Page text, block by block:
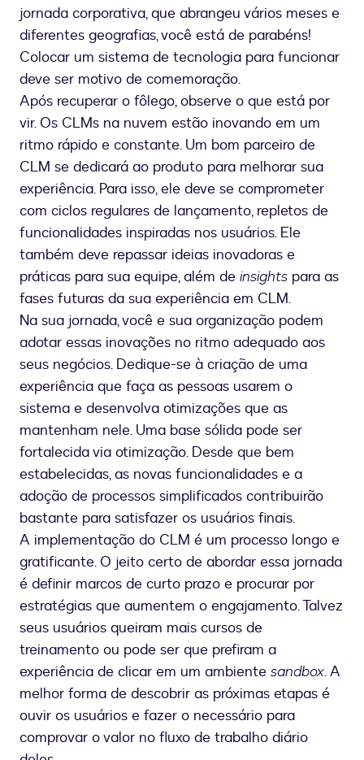
jornada corporativa, que abrangeu vários meses e
diferentes geografias, você está de parabéns!
Colocar um sistema de tecnologia para funcionar
deve ser motivo de comemoração.
Após recuperar o fôlego, observe o que está por
vir. Os CLMs na nuvem estão inovando em um
ritmo rápido e constante. Um bom parceiro de
CLM se dedicará ao produto para melhorar sua
experiência. Para isso, ele deve se comprometer
com ciclos regulares de lançamento, repletos de
funcionalidades inspiradas nos usuários. Ele
também deve repassar ideias inovadoras e
práticas para sua equipe, além de insights para as
fases futuras da sua experiência em CLM.
Na sua jornada, você e sua organização podem
adotar essas inovações no ritmo adequado aos
seus negócios. Dedique-se à criação de uma
experiência que faça as pessoas usarem o
sistema e desenvolva otimizações que as
mantenham nele. Uma base sólida pode ser
fortalecida via otimização. Desde que bem
estabelecidas, as novas funcionalidades e a
adoção de processos simplificados contribuirão
bastante para satisfazer os usuários finais.
A implementação do CLM é um processo longo e
gratificante. O jeito certo de abordar essa jornada
é definir marcos de curto prazo e procurar por
estratégias que aumentem o engajamento. Talvez
seus usuários queiram mais cursos de
treinamento ou pode ser que prefiram a
experiência de clicar em um ambiente sandbox. A
melhor forma de descobrir as próximas etapas é
ouvir os usuários e fazer o necessário para
comprovar o valor no fluxo de trabalho diário